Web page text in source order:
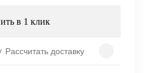
в 1 клик
Рассчитать доставку